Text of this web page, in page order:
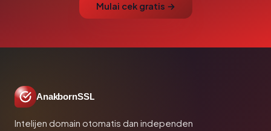
Mulai cek gratis →
AnakbornSSL
Intelijen domain otomatis dan independen